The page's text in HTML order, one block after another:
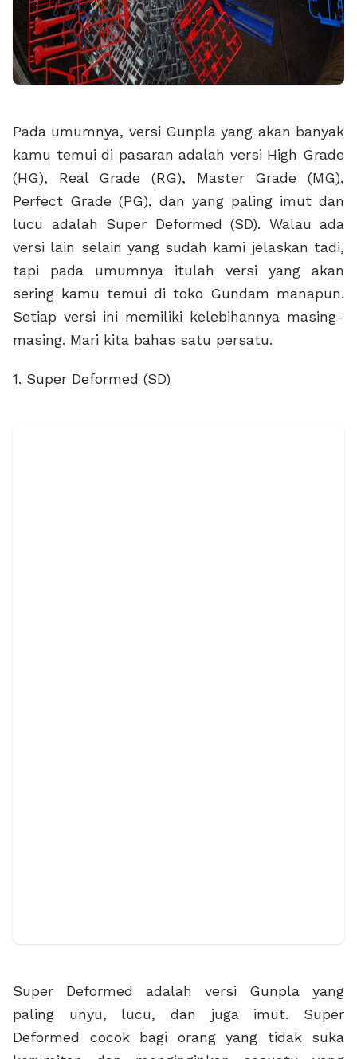
Pada umumnya, versi Gunpla yang akan banyak
kamu temui di pasaran adalah versi High Grade
(HG), Real Grade (RG), Master Grade (MG),
Perfect Grade (PG), dan yang paling imut dan
lucu adalah Super Deformed (SD). Walau ada
versi lain selain yang sudah kami jelaskan tadi,
tapi pada umumnya itulah versi yang akan
sering kamu temui di toko Gundam manapun.
Setiap versi ini memiliki kelebihannya masing-
masing. Mari kita bahas satu persatu.
1. Super Deformed (SD)
Super Deformed adalah versi Gunpla yang
paling unyu, lucu, dan juga imut. Super
Deformed cocok bagi orang yang tidak suka